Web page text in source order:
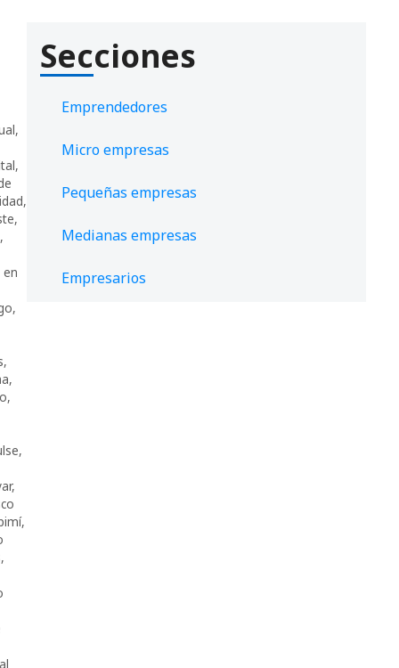
,
,
,
,
,
,
,
,
,
,
,
,
,
Secciones
Emprendedores
Micro empresas
Pequeñas empresas
Medianas empresas
Empresarios